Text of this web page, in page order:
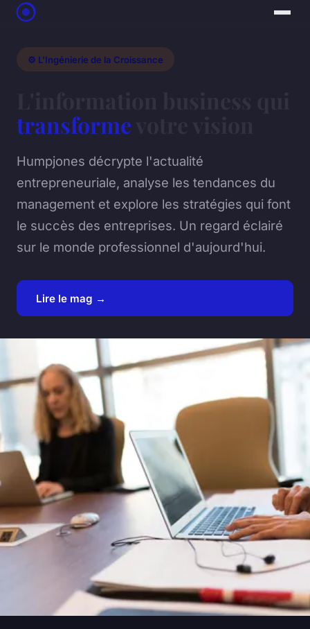
⚙️ L'Ingénierie de la Croissance
transforme
Humpjones décrypte l'actualité
entrepreneuriale, analyse les tendances du
management et explore les stratégies qui font
le succès des entreprises. Un regard éclairé
sur le monde professionnel d'aujourd'hui.
Lire le mag →